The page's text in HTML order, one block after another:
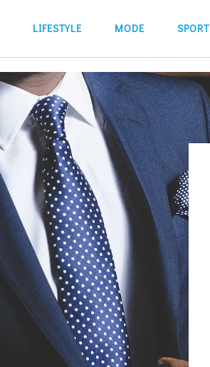
LIFESTYLE MODE SPORT